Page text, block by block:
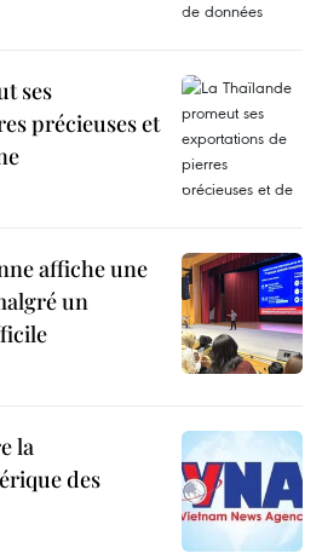
ses
précieuses et
affiche une
un
la
des